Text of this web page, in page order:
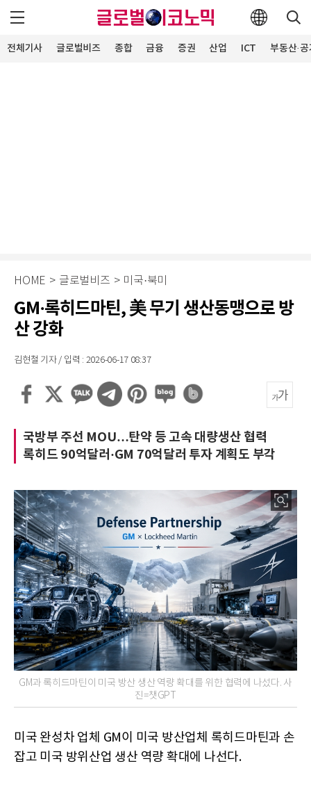
전체기사 글로벌비즈 종합 금융 증권 산업 ICT 부동산·
HOME > 글로벌비즈 > 미국·북미
GM·록히드마틴, 美 무기 생산동맹으로 방
산 강화
김현철 기자 / 입력 : 2026-06-17 08:37
국방부 주선 MOU…탄약 등 고속 대량생산 협력
록히드 90억달러·GM 70억달러 투자 계획도 부각
GM과 록히드마틴이 미국 방산 생산 역량 확대를 위한 협력에 나섰다. 사
진=챗GPT
미국 완성차 업체 GM이 미국 방산업체 록히드마틴과 손
잡고 미국 방위산업 생산 역량 확대에 나선다.